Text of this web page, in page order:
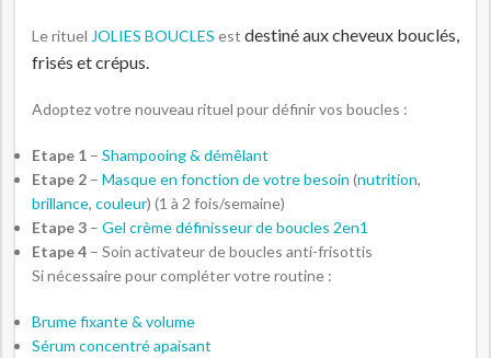
Le rituel JOLIES BOUCLES est destiné aux cheveux bouclés,
frisés et crépus.
Adoptez votre nouveau rituel pour définir vos boucles :
Etape 1 – Shampooing & démêlant
Etape 2 – Masque en fonction de votre besoin (nutrition,
brillance, couleur) (1 à 2 fois/semaine)
Etape 3 – Gel crème définisseur de boucles 2en1
Etape 4 – Soin activateur de boucles anti-frisottis
Si nécessaire pour compléter votre routine :
Brume fixante & volume
Sérum concentré apaisant